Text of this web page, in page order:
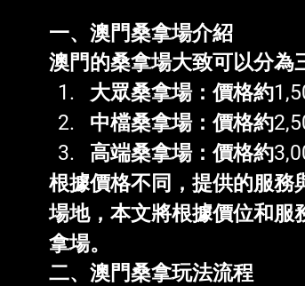
一、澳門桑拿場介紹
澳門的桑拿場大致可以分為
大眾桑拿場：價格約
中檔桑拿場：價格約
高端桑拿場：價格約
根據價格不同，提供的服務
場地，本文將根據價位和服
拿場。
二、澳門桑拿玩法流程